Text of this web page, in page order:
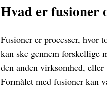
Hvad er fusioner
Fusioner er processer, hvor
kan ske gennem forskellige
den anden virksomhed,
Formålet med fusioner kan